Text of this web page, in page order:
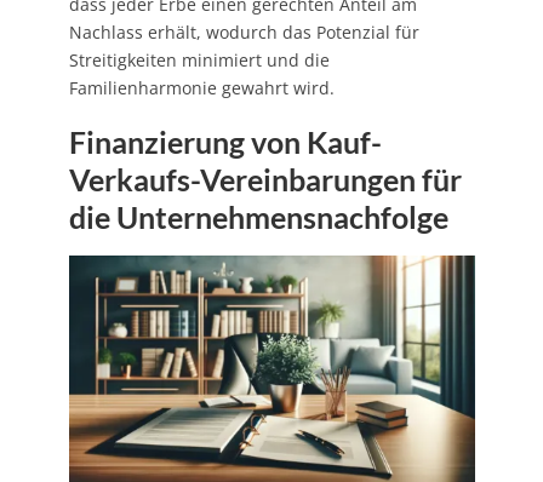
Nachlass erhält, wodurch das Potenzial für
Streitigkeiten minimiert und die
Familienharmonie gewahrt wird.
Finanzierung von Kauf-
Verkaufs-Vereinbarungen für
die Unternehmensnachfolge